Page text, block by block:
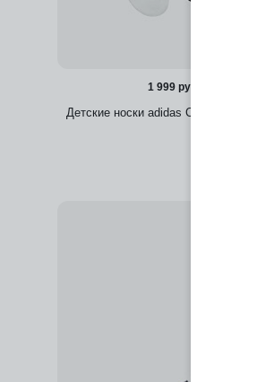
1 999 руб.
Детские носки adidas Crew Sock 3-